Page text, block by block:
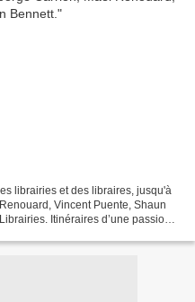
librairies et des libraires, jusqu'à
Vincent Puente, Shaun
Itinéraires d’une passion,